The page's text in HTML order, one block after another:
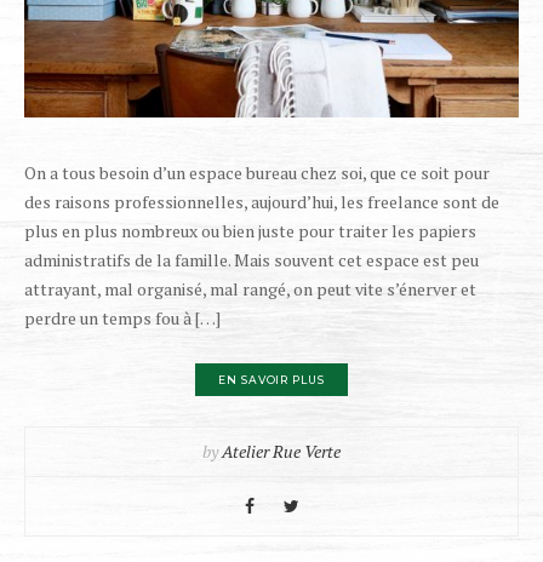
On a tous besoin d’un espace bureau chez soi, que ce soit pour
des raisons professionnelles, aujourd’hui, les freelance sont de
plus en plus nombreux ou bien juste pour traiter les papiers
administratifs de la famille. Mais souvent cet espace est peu
attrayant, mal organisé, mal rangé, on peut vite s’énerver et
perdre un temps fou à […]
EN SAVOIR PLUS
byAtelier Rue Verte